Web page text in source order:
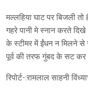
मल्लहिया घाट पर बिजली तो
गहरे पानी मे स्नान करते
के स्टीमर में ईंधन न मिलने से
पूर्व की तरफ गुंबद के सट कर
रिपोर्ट-:रामलाल साहनी